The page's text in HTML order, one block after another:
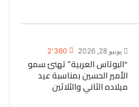
يونيو 28, 2026 2٬360
“البوتاس العربية” تهنئ سمو
الأمير الحسين بمناسبة عيد
ميلاده الثاني والثلاثين